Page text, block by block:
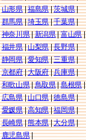
山形県|福島県|茨城県|
群馬県|埼玉県|千葉県|
神奈川県|新潟県|富山県|
福井県|山梨県|長野県|
静岡県|愛知県|三重県|
京都府|大阪府|兵庫県|
和歌山県|鳥取県|島根県|
広島県|山口県|徳島県|
愛媛県|高知県|福岡県|
長崎県|熊本県|大分県|
鹿児島県|